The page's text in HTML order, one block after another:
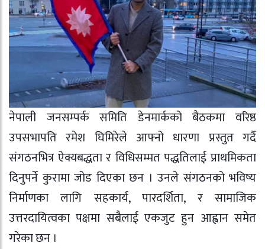
नेपाली जनसम्पर्क समिति डेनमार्कको बैठकमा वरिष्ठ
उपसभापति रमेश घिमिरेले आफ्नो धारणा प्रस्तुत गर्दै
संगठनभित्र ऐक्यबद्धता र विधिसम्मत पद्धतिलाई प्राथमिकता
दिनुपर्ने कुरामा जोड दिएका छन । उनले संगठनको भविष्य
निर्माणका लागि सहकार्य, पारदर्शिता, र सामाजिक
उत्तरदायित्वका पक्षमा सबैलाई एकजुट हुन आह्वान समेत
गरेका छन ।